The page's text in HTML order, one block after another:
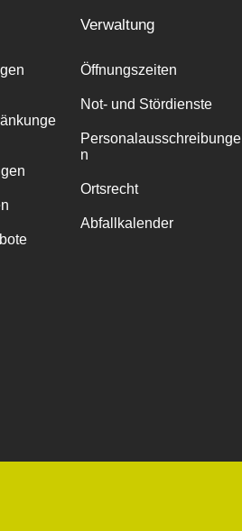
Verwaltung
Öffnungszeiten
Not- und Stördienste
Personalausschreibunge
n
Ortsrecht
Abfallkalender